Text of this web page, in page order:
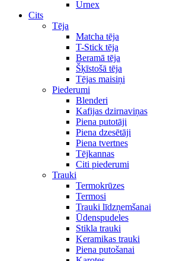
Urnex
Cits
Tēja
Matcha tēja
T-Stick tēja
Beramā tēja
Šķīstošā tēja
Tējas maisiņi
Piederumi
Blenderi
Kafijas dzirnaviņas
Piena putotāji
Piena dzesētāji
Piena tvertnes
Tējkannas
Citi piederumi
Trauki
Termokrūzes
Termosi
Trauki līdzņemšanai
Ūdenspudeles
Stikla trauki
Keramikas trauki
Piena putošanai